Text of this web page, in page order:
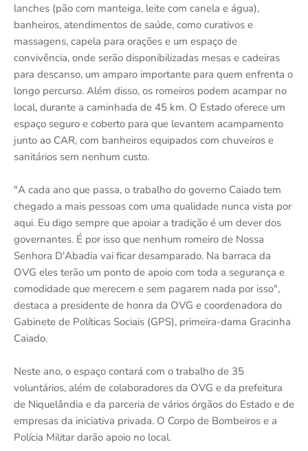
lanches (pão com manteiga, leite com canela e água),
banheiros, atendimentos de saúde, como curativos e
massagens, capela para orações e um espaço de
convivência, onde serão disponibilizadas mesas e cadeiras
para descanso, um amparo importante para quem enfrenta o
longo percurso. Além disso, os romeiros podem acampar no
local, durante a caminhada de 45 km. O Estado oferece um
espaço seguro e coberto para que levantem acampamento
junto ao CAR, com banheiros equipados com chuveiros e
sanitários sem nenhum custo.
"A cada ano que passa, o trabalho do governo Caiado tem
chegado a mais pessoas com uma qualidade nunca vista por
aqui. Eu digo sempre que apoiar a tradição é um dever dos
governantes. É por isso que nenhum romeiro de Nossa
Senhora D'Abadia vai ficar desamparado. Na barraca da
OVG eles terão um ponto de apoio com toda a segurança e
comodidade que merecem e sem pagarem nada por isso",
destaca a presidente de honra da OVG e coordenadora do
Gabinete de Políticas Sociais (GPS), primeira-dama Gracinha
Caiado.
Neste ano, o espaço contará com o trabalho de 35
voluntários, além de colaboradores da OVG e da prefeitura
de Niquelândia e da parceria de vários órgãos do Estado e de
empresas da iniciativa privada. O Corpo de Bombeiros e a
Polícia Militar darão apoio no local.